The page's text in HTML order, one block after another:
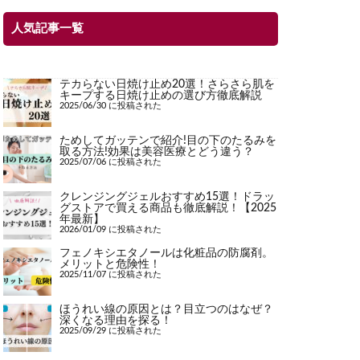
人気記事一覧
テカらない日焼け止め20選！さらさら肌を
キープする日焼け止めの選び方徹底解説
2025/06/30 に投稿された
ためしてガッテンで紹介!目の下のたるみを
取る方法!効果は美容医療とどう違う？
2025/07/06 に投稿された
クレンジングジェルおすすめ15選！ドラッ
グストアで買える商品も徹底解説！【2025
年最新】
2026/01/09 に投稿された
フェノキシエタノールは化粧品の防腐剤。
メリットと危険性！
2025/11/07 に投稿された
ほうれい線の原因とは？目立つのはなぜ？
深くなる理由を探る！
2025/09/29 に投稿された